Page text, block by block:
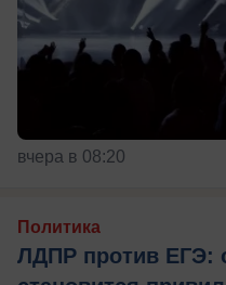
вчера в 08:20
Политика
ЛДПР против ЕГЭ: